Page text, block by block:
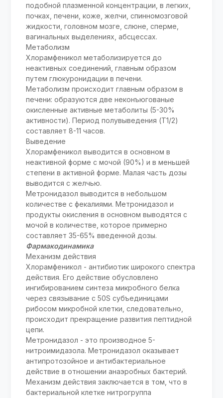
подобной плазменной концентрации, в легких,
почках, печени, коже, желчи, спинномозговой
жидкости, головном мозге, слюне, сперме,
вагинальных выделениях, абсцессах.
Метаболизм
Хлорамфеникол метаболизируется до
неактивных соединений, главным образом
путем глюкуронидации в печени.
Метаболизм происходит главным образом в
печени: образуются две неконъюгованые
окисленные активные метаболиты (5-30%
активности). Период полувыведения (T1/2)
составляет 8-11 часов.
Выведение
Хлорамфеникол выводится в основном в
неактивной форме с мочой (90%) и в меньшей
степени в активной форме. Малая часть дозы
выводится с желчью.
Метронидазол выводится в небольшом
количестве с фекалиями. Метронидазол и
продукты окисления в основном выводятся с
мочой в количестве, которое примерно
составляет 35-65% введенной дозы.
Фармакодинамика
Механизм действия
Хлорамфеникол - антибиотик широкого спектра
действия. Его действие обусловлено
ингибированием синтеза микробного белка
через связывание с 50S субъединицами
рибосом микробной клетки, следовательно,
происходит прекращение развития пептидной
цепи.
Метронидазол - это производное 5-
нитроимидазола. Метронидазол оказывает
антипротозойное и антибактериальное
действие в отношении анаэробных бактерий.
Механизм действия заключается в том, что в
бактериальной клетке нитрогруппа